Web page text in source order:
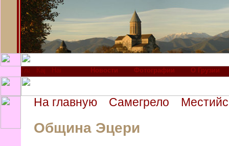
Новости Фотографии О Грузии
На главную Самегрело
Община Эцери